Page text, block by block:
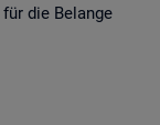
die Be­lan­ge